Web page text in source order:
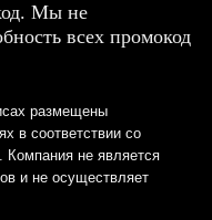
Мы не
всех промокод
размещены
в соответствии со
Компания не является
и не осуществляет